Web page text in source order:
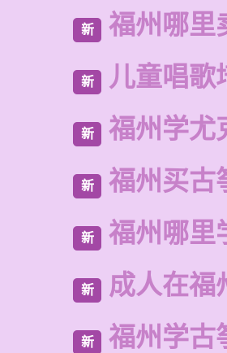
新 福州哪里
新 儿童唱歌
新 福州学尤
新 福州买古
新 福州哪里
新 成人在福
新 福州学古